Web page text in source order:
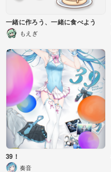
一緒に作ろう、一緒に食べよう
もえぎ
39！
奏音